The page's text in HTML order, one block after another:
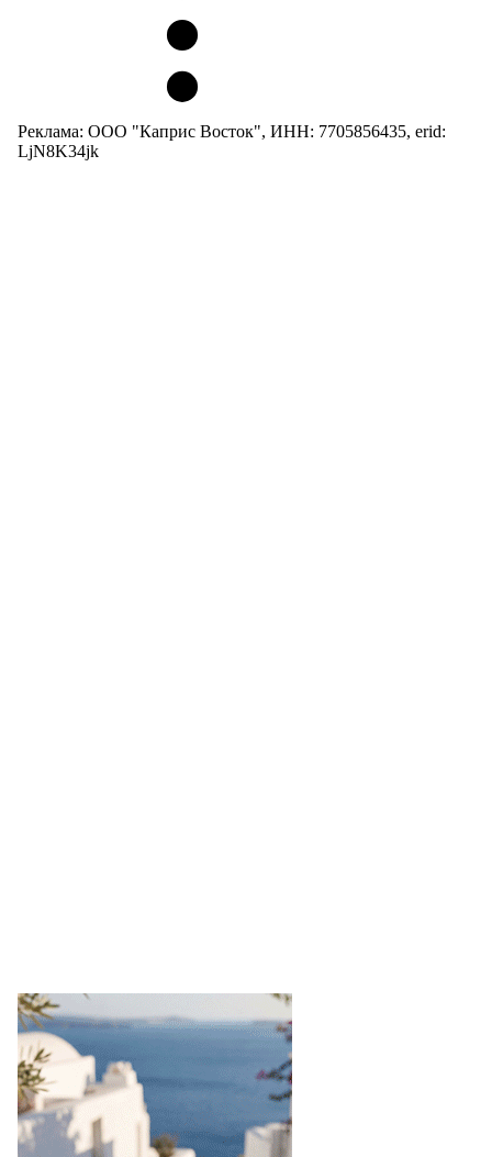
Реклама: ООО "Каприс Восток", ИНН: 7705856435, erid:
LjN8K34jk